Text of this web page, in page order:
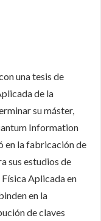
una tesis de
de la
su máster,
Information
en la fabricación de
sus estudios de
Aplicada en
en la
de claves